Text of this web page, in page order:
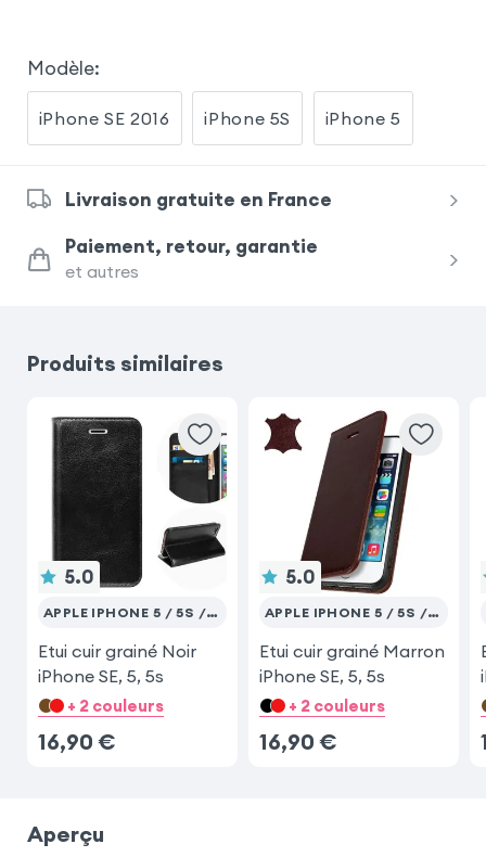
Modèle:
iPhone SE 2016 iPhone 5S iPhone 5
Livraison gratuite en France
Paiement, retour, garantie
et autres
Produits similaires
5.0
APPLE IPHONE 5 / 5S / SE 2017
Etui cuir grainé Noir
iPhone SE, 5, 5s
+ 2 couleurs
16,90 €
5.0
APPLE IPHONE 5 / 5S / SE 2017
Etui cuir grainé Marron
iPhone SE, 5, 5s
+ 2 couleurs
16,90 €
Aperçu